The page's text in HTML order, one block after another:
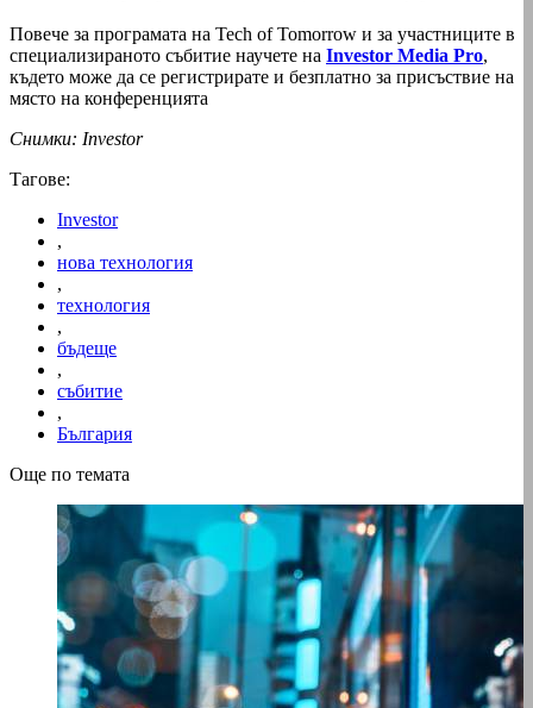
Повече за програмата на Tech of Tomorrow и за участниците в
специализираното събитие научете на Investor Media Pro,
където може да се регистрирате и безплатно за присъствие на
място на конференцията
Снимки: Investor
Тагове:
Investor
,
нова технология
,
технология
,
бъдеще
,
събитие
,
България
Още по темата